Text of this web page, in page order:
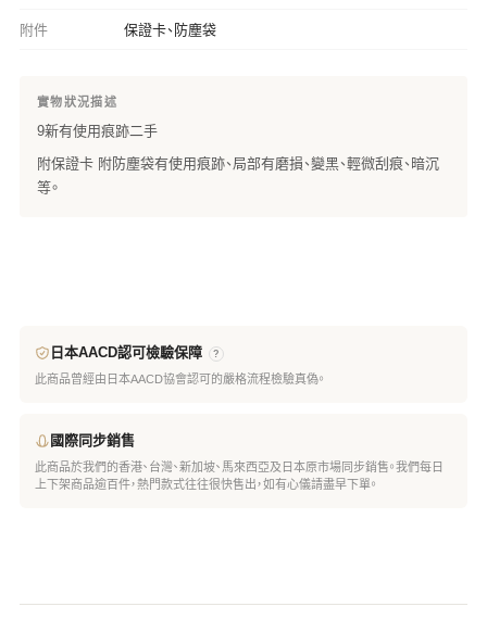
附件 保證卡、防塵袋
實物狀況描述
9新有使用痕跡二手
附保證卡 附防塵袋有使用痕跡、局部有磨損、變黑、輕微刮痕、暗沉
等。
日本AACD認可檢驗保障 ?
此商品曾經由日本AACD協會認可的嚴格流程檢驗真偽。
國際同步銷售
此商品於我們的香港、台灣、新加坡、馬來西亞及日本原市場同步銷售。我們每日
上下架商品逾百件，熱門款式往往很快售出，如有心儀請盡早下單。